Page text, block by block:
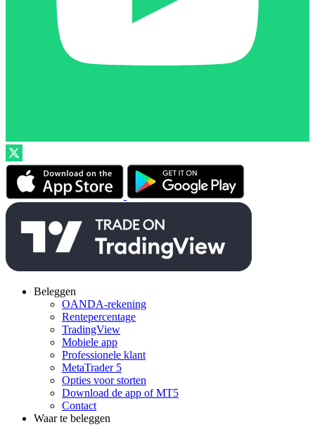
Beleggen
OANDA-rekening
Rentepercentage
TradingView
Mobiele app
Professionele klant
MetaTrader 5
Opties voor storten
Download de app of MT5
Contact
Waar te beleggen